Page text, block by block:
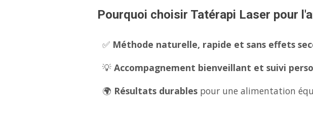
Pourquoi choisir Tatérapi Laser pour
✅ Méthode naturelle, rapide et sans effets
💡 Accompagnement bienveillant et suivi
🌍 Résultats durables pour une alimentation